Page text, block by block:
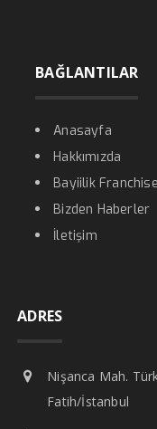
BAĞLANTILAR
Anasayfa
Hakkımızda
Bayiilik Franchise
Bizden Haberler
İletişim
ADRES
Nişanca Mah.
Fatih/İstanbul